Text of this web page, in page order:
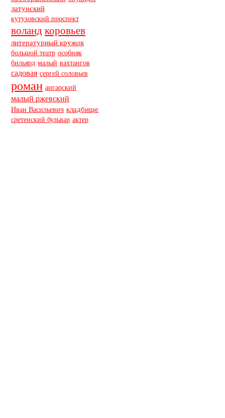
латунский
кутузовский проспект
воланд коровьев
литературный кружок
большой театр особняк
бильярд малый вахтангов
садовая сергей соловьев
роман ангарский
малый ржевский
Иван Васильевич кладбище
сретенский бульвар актер